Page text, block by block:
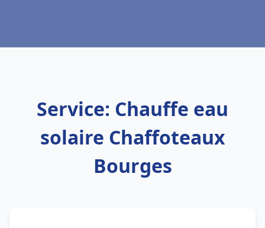
Service: Chauffe eau
solaire Chaffoteaux
Bourges